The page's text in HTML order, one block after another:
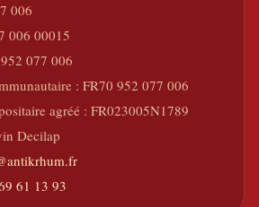
006
006 00015
077 006
: FR70 952 077 006
agréé : FR023005N1789
Decilap
61 13 93